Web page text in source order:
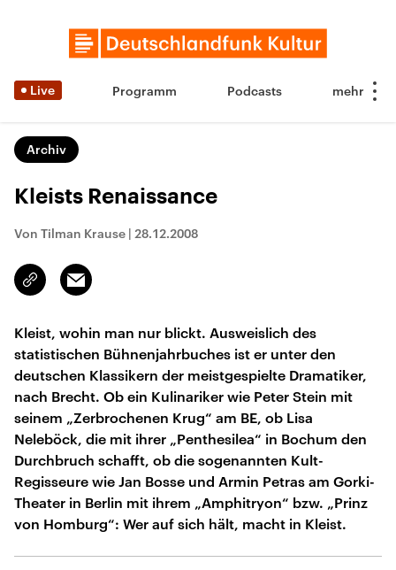
Live Programm Podcasts
Archiv
Kleists Renaissance
Von Tilman Krause | 28.12.2008
Link
kopieren/teilen
Email
Kleist, wohin man nur blickt. Ausweislich des
statistischen Bühnenjahrbuches ist er unter den
deutschen Klassikern der meistgespielte Dramatiker,
nach Brecht. Ob ein Kulinariker wie Peter Stein mit
seinem „Zerbrochenen Krug“ am BE, ob Lisa
Neleböck, die mit ihrer „Penthesilea“ in Bochum den
Durchbruch schafft, ob die sogenannten Kult-
Regisseure wie Jan Bosse und Armin Petras am Gorki-
Theater in Berlin mit ihrem „Amphitryon“ bzw. „Prinz
von Homburg“: Wer auf sich hält, macht in Kleist.